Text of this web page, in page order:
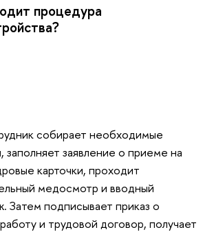
процедура
собирает необходимые
заполняет заявление о приеме на
карточки, проходит
медосмотр и вводный
Затем подписывает приказ о
и трудовой договор, получает